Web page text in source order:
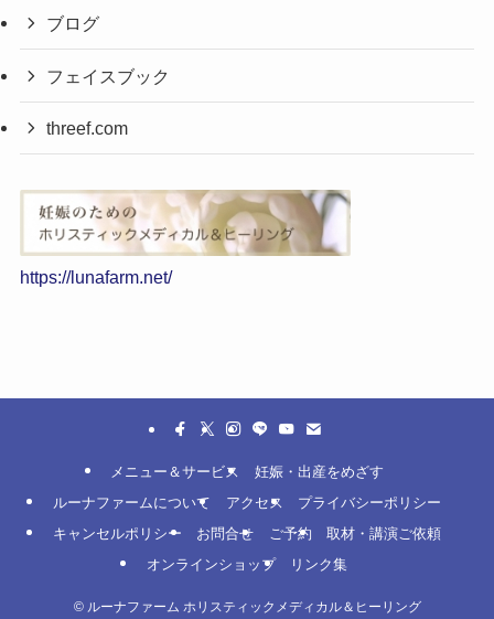
ブログ
フェイスブック
threef.com
https://lunafarm.net/
メニュー＆サービス
妊娠・出産をめざす
ルーナファームについて
アクセス
プライバシーポリシー
キャンセルポリシー
お問合せ ご予約
取材・講演ご依頼
オンラインショップ
リンク集
©ルーナファーム ホリスティックメディカル＆ヒーリング